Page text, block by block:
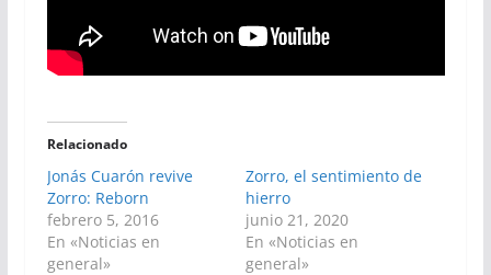
Relacionado
Jonás Cuarón revive
Zorro: Reborn
febrero 5, 2016
En «Noticias en
general»
Zorro, el sentimiento de
hierro
junio 21, 2020
En «Noticias en
general»